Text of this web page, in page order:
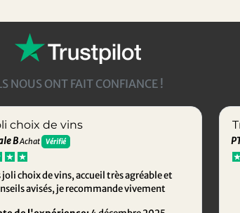
NOUS ONT FAIT CONFIANCE !
choix de vins
BAchat Vérifié
joli choix de vins, accueil très agréable et
avisés, je recommande vivement